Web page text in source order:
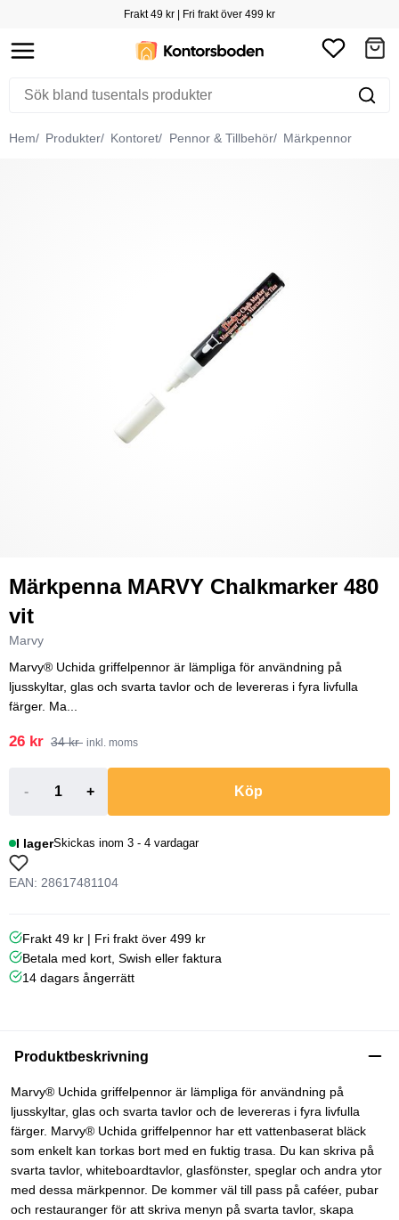
Frakt 49 kr | Fri frakt över 499 kr
Hem Produkter Kontoret Pennor & Tillbehör Märkpennor
Märkpenna MARVY Chalkmarker 480
vit
Marvy
Marvy® Uchida griffelpennor är lämpliga för användning på
ljusskyltar, glas och svarta tavlor och de levereras i fyra livfulla
färger. Ma...
26 kr 34 kr inkl. moms
- + Köp
I lagerSkickas inom 3 - 4 vardagar
EAN: 28617481104
Frakt 49 kr | Fri frakt över 499 kr
Betala med kort, Swish eller faktura
14 dagars ångerrätt
Produktbeskrivning
Marvy® Uchida griffelpennor är lämpliga för användning på
ljusskyltar, glas och svarta tavlor och de levereras i fyra livfulla
färger. Marvy® Uchida griffelpennor har ett vattenbaserat bläck
som enkelt kan torkas bort med en fuktig trasa. Du kan skriva på
svarta tavlor, whiteboardtavlor, glasfönster, speglar och andra ytor
med dessa märkpennor. De kommer väl till pass på caféer, pubar
och restauranger för att skriva menyn på svarta tavlor, skapa